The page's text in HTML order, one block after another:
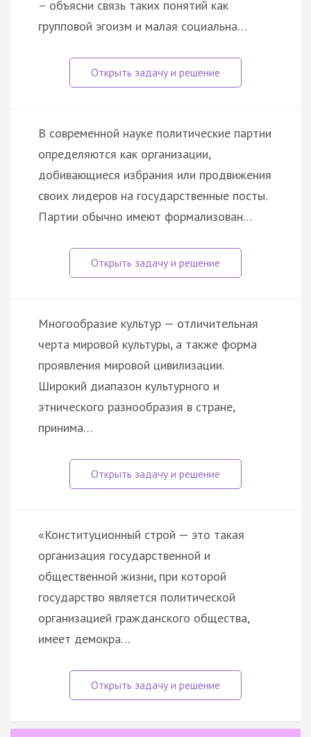
– объясни связь таких понятий как
групповой эгоизм и малая социальна…
В современной науке политические партии
определяются как организации,
добивающиеся избрания или продвижения
своих лидеров на государственные посты.
Партии обычно имеют формализован…
Многообразие культур — отличительная
черта мировой культуры, а также форма
проявления мировой цивилизации.
Широкий диапазон культурного и
этнического разнообразия в стране,
принима…
«Конституционный строй — это такая
организация государственной и
общественной жизни, при которой
государство является политической
организацией гражданского общества,
имеет демокра…